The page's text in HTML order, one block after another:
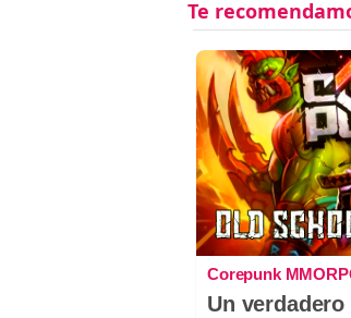
Corepunk
Un verdadero